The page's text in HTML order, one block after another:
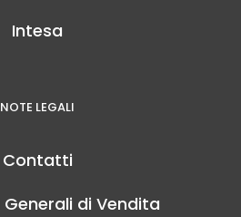
Intesa
NOTE LEGALI
Contatti
di Vendita